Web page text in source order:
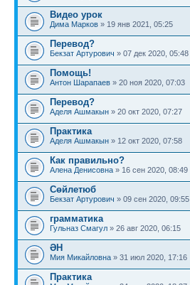
Видео урок
Дима Марков » 19 янв 2021, 05:25
Перевод?
Бекзат Артурович » 07 дек 2020, 05:48
Помощь!
Антон Шарапаев » 20 ноя 2020, 07:03
Перевод?
Аделя Ашмакын » 20 окт 2020, 07:27
Практика
Аделя Ашмакын » 12 окт 2020, 07:58
Как правильно?
Алена Денисовна » 16 сен 2020, 08:49
Сөйлетюб
Бекзат Артурович » 09 сен 2020, 09:55
грамматика
Гульназ Смагул » 26 авг 2020, 06:15
ӘН
Мия Микайловна » 31 июл 2020, 17:16
Практика